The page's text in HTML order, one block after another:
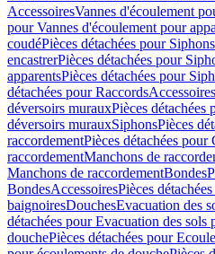
AccessoiresVannes d'écoulement
pour Vannes d'écoulement pour
coudéPièces détachées pour
encastrerPièces détachées pour
apparentsPièces détachées pour
détachées pour RaccordsAccessoires
déversoirs murauxPièces détachées
déversoirs murauxSiphonsPièces
raccordementPièces détachées pour
raccordementManchons de
Manchons de raccordementBondes
BondesAccessoiresPièces
baignoiresDouchesEvacuation des
détachées pour Evacuation des sols
douchePièces détachées pour